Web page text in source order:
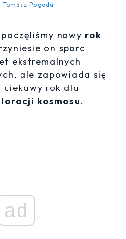
Tomasz Pogoda
nowy rok
on sporo
ekstremalnych
ale zapowiada się
ciekawy rok dla
kosmosu.
ad